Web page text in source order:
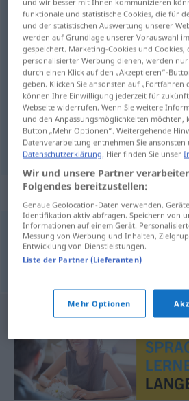
Übersicht aller Übersetzungen
(Für mehr Details die Übersetzung
züchten
züchten oppdrette
Synonyme für
amme,berge,fore,fostre,fø,mate
funktionale und statistische Cookies, die für
und der statistischen Auswertung unserer
werden auf Grundlage unserer Vorauswahl
gespeichert. Marketing-Cookies und Cookies,
personalisierter Werbung dienen, werden
durch einen Klick auf den „Akzeptieren“-
geben. Klicken Sie ansonsten auf „Fortfahren
können Ihre Einwilligung jederzeit für
Webseite widerrufen. Wenn Sie weitere
und den Anpassungsmöglichkeiten möchten,
Button „Mehr Optionen“. Weitergehende
Datenverarbeitung entnehmen Sie ansonsten
Datenschutzerklärung . Hier finden Sie unser
Wir und unsere Partner
Folgendes bereitzustellen:
Genaue Geolocation-Daten verwenden.
Identifikation aktiv abfragen. Speichern von
Informationen auf einem Gerät.
Messung von Werbung und Inhalten,
Entwicklung von Dienstleistungen.
Liste der Partner (Lieferanten)
Mehr Optionen